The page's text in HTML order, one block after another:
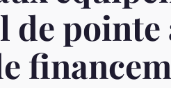
pointe